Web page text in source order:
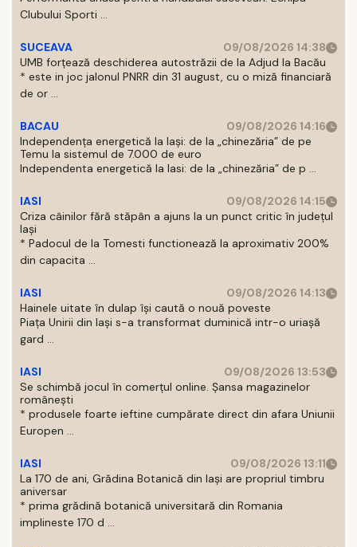
Clubului Sporti ...
SUCEAVA
09/08/2026 14:38
UMB forțează deschiderea autostrăzii de la Adjud la Bacău
* este in joc jalonul PNRR din 31 august, cu o miză financiară
de or ...
BACAU
09/08/2026 14:16
Independența energetică la Iași: de la „chinezăria” de pe
Temu la sistemul de 7.000 de euro
Independenta energetică la Iasi: de la „chinezăria” de p ...
IASI
09/08/2026 14:15
Criza câinilor fără stăpân a ajuns la un punct critic în județul
Iași
* Padocul de la Tomesti functionează la aproximativ 200%
din capacita ...
IASI
09/08/2026 14:13
Hainele uitate în dulap îşi caută o nouă poveste
Piaţa Unirii din Iaşi s-a transformat duminică intr-o uriaşă
gard ...
IASI
09/08/2026 13:53
Se schimbă jocul în comerțul online. Șansa magazinelor
românești
* produsele foarte ieftine cumpărate direct din afara Uniunii
Europen ...
IASI
09/08/2026 13:11
La 170 de ani, Grădina Botanică din Iași are propriul timbru
aniversar
* prima grădină botanică universitară din Romania
implineste 170 d ...